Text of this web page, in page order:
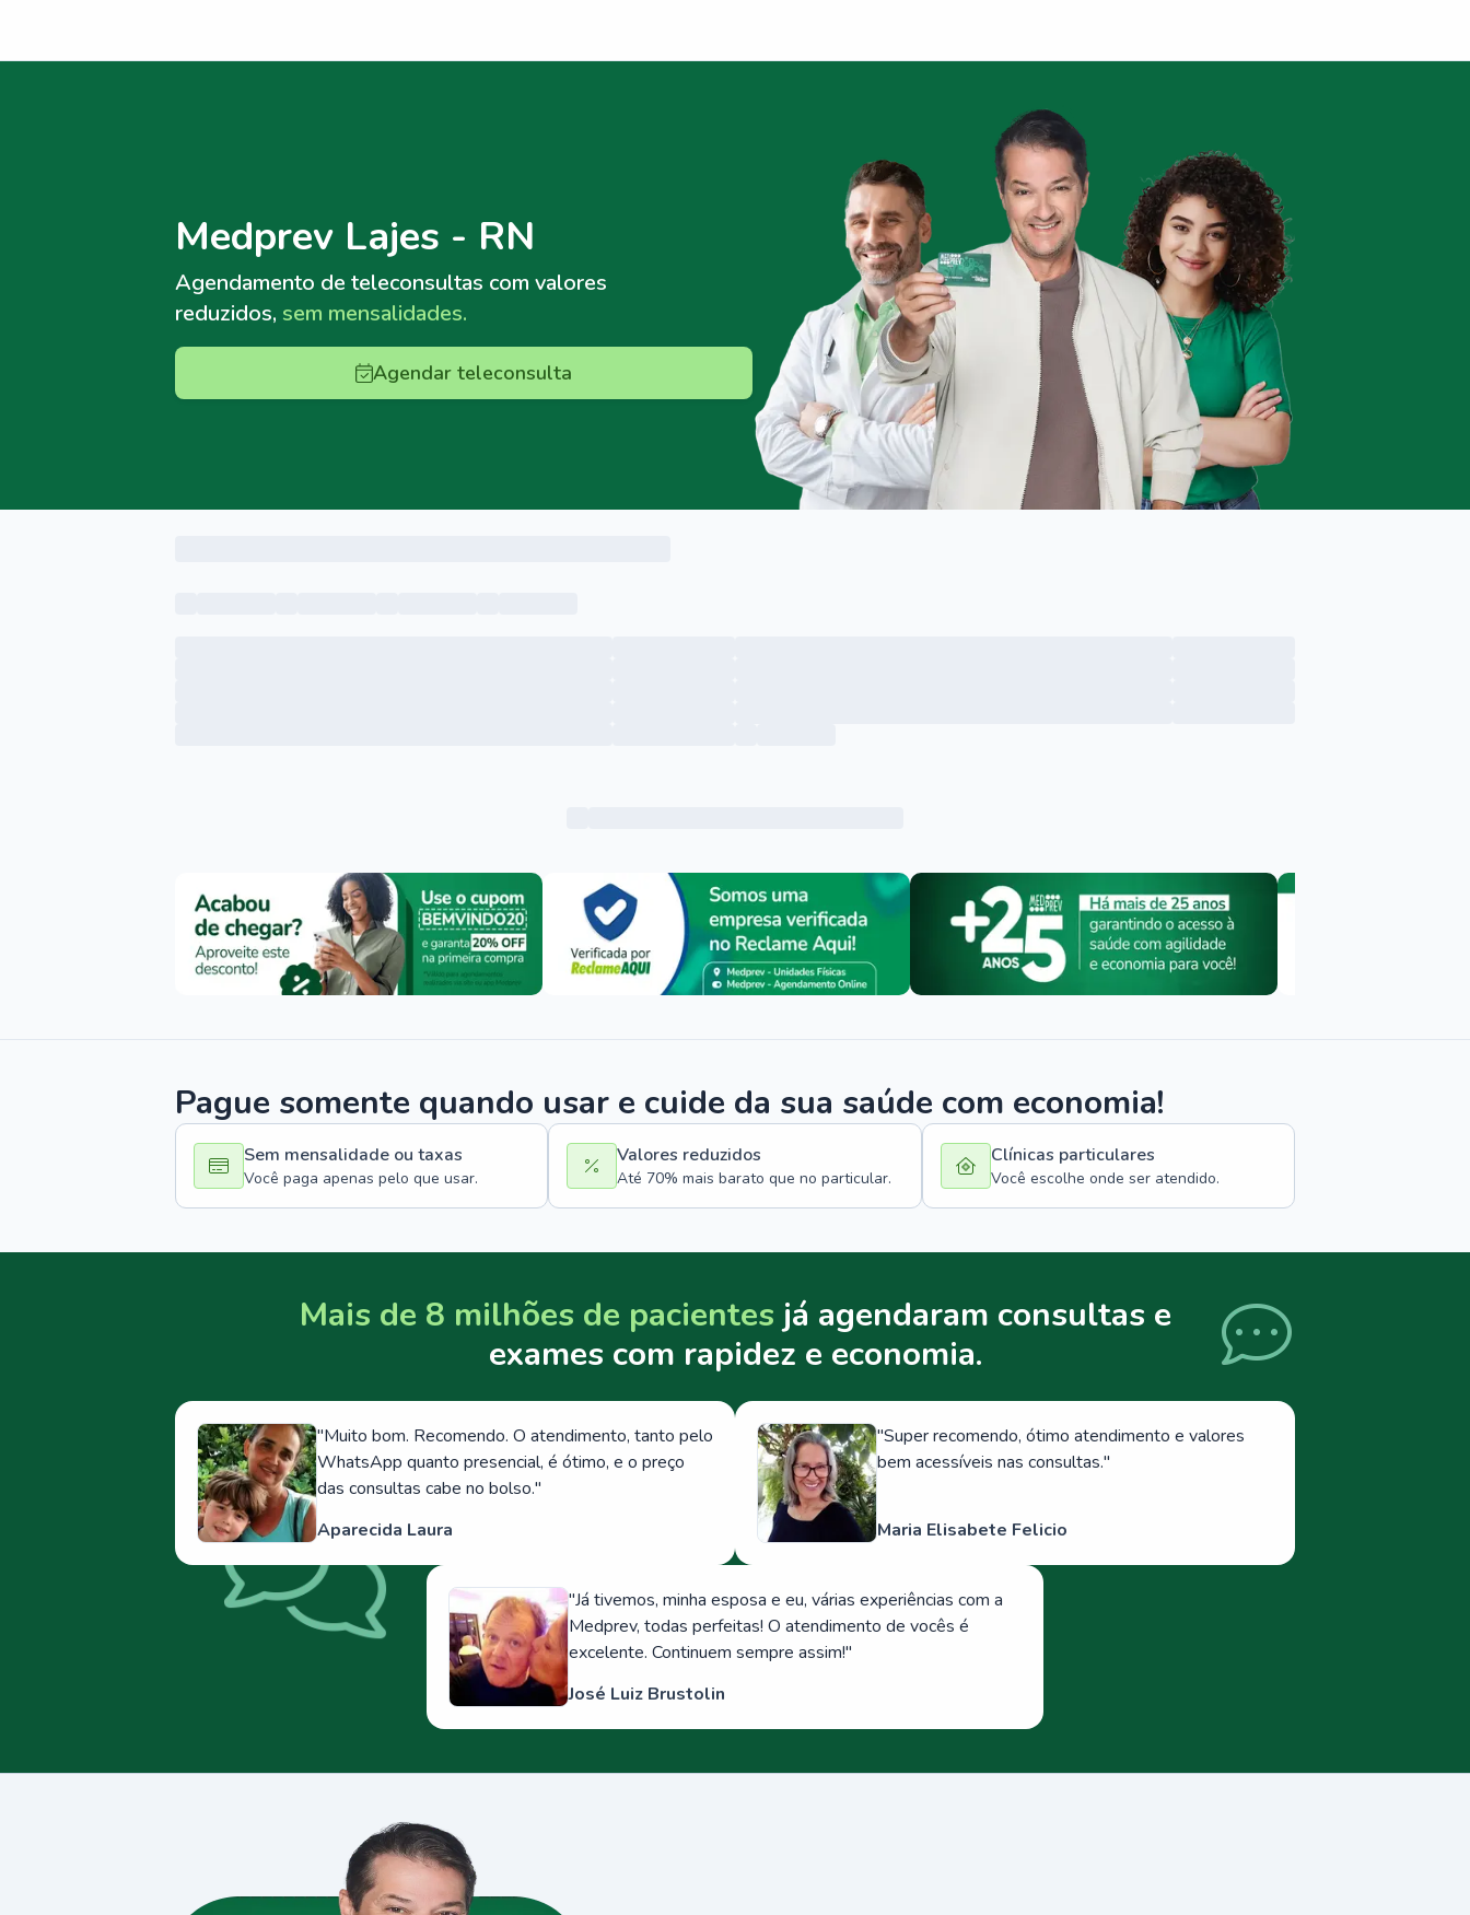
Medprev Lajes - RN
Agendamento de teleconsultas com valores
reduzidos, sem mensalidades.
Agendar teleconsulta
Menu lateral
Pague somente quando usar e cuide da sua saúde com economia!
Sem mensalidade ou taxas
Você paga apenas pelo que usar.
Valores reduzidos
Até 70% mais barato que no particular.
Clínicas particulares
Você escolhe onde ser atendido.
Mais de 8 milhões de pacientes já agendaram consultas e
exames com rapidez e economia.
"Muito bom. Recomendo. O atendimento, tanto pelo
WhatsApp quanto presencial, é ótimo, e o preço
das consultas cabe no bolso."
Aparecida Laura
"Super recomendo, ótimo atendimento e valores
bem acessíveis nas consultas."
Maria Elisabete Felicio
"Já tivemos, minha esposa e eu, várias experiências com a
Medprev, todas perfeitas! O atendimento de vocês é
excelente. Continuem sempre assim!"
José Luiz Brustolin